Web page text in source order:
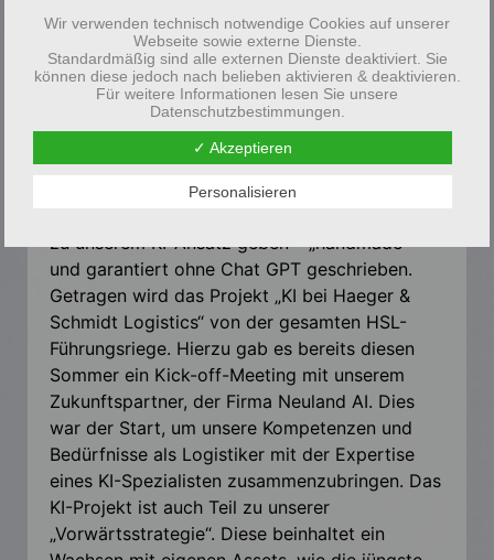
Frage treibt uns besonders um. Dass wir davon
profitieren können und auch müssen, um uns
zukunftsfähig aufzustellen, steht für uns außer
Zweifel. Wie genau die Anwendungsfelder
aussehen werden, kann ich Ihnen heute noch
nicht sagen. Wir befinden uns aktuell in der
Sondierungs- und Testphase.
zu unserem KI-Ansatz geben – „handmade“
und garantiert ohne Chat GPT geschrieben.
Getragen wird das Projekt „KI bei Haeger &
Schmidt Logistics“ von der gesamten HSL-
Führungsriege. Hierzu gab es bereits diesen
Sommer ein Kick-off-Meeting mit unserem
Zukunftspartner, der Firma Neuland AI. Dies
war der Start, um unsere Kompetenzen und
Bedürfnisse als Logistiker mit der Expertise
eines KI-Spezialisten zusammenzubringen. Das
KI-Projekt ist auch Teil zu unserer
„Vorwärtsstrategie“. Diese beinhaltet ein
Wir verwenden technisch notwendige Cookies auf unserer
Webseite sowie externe Dienste.
Standardmäßig sind alle externen Dienste deaktiviert. Sie
können diese jedoch nach belieben aktivieren & deaktivieren.
Für weitere Informationen lesen Sie unsere
Datenschutzbestimmungen.
✓ Akzeptieren
Personalisieren